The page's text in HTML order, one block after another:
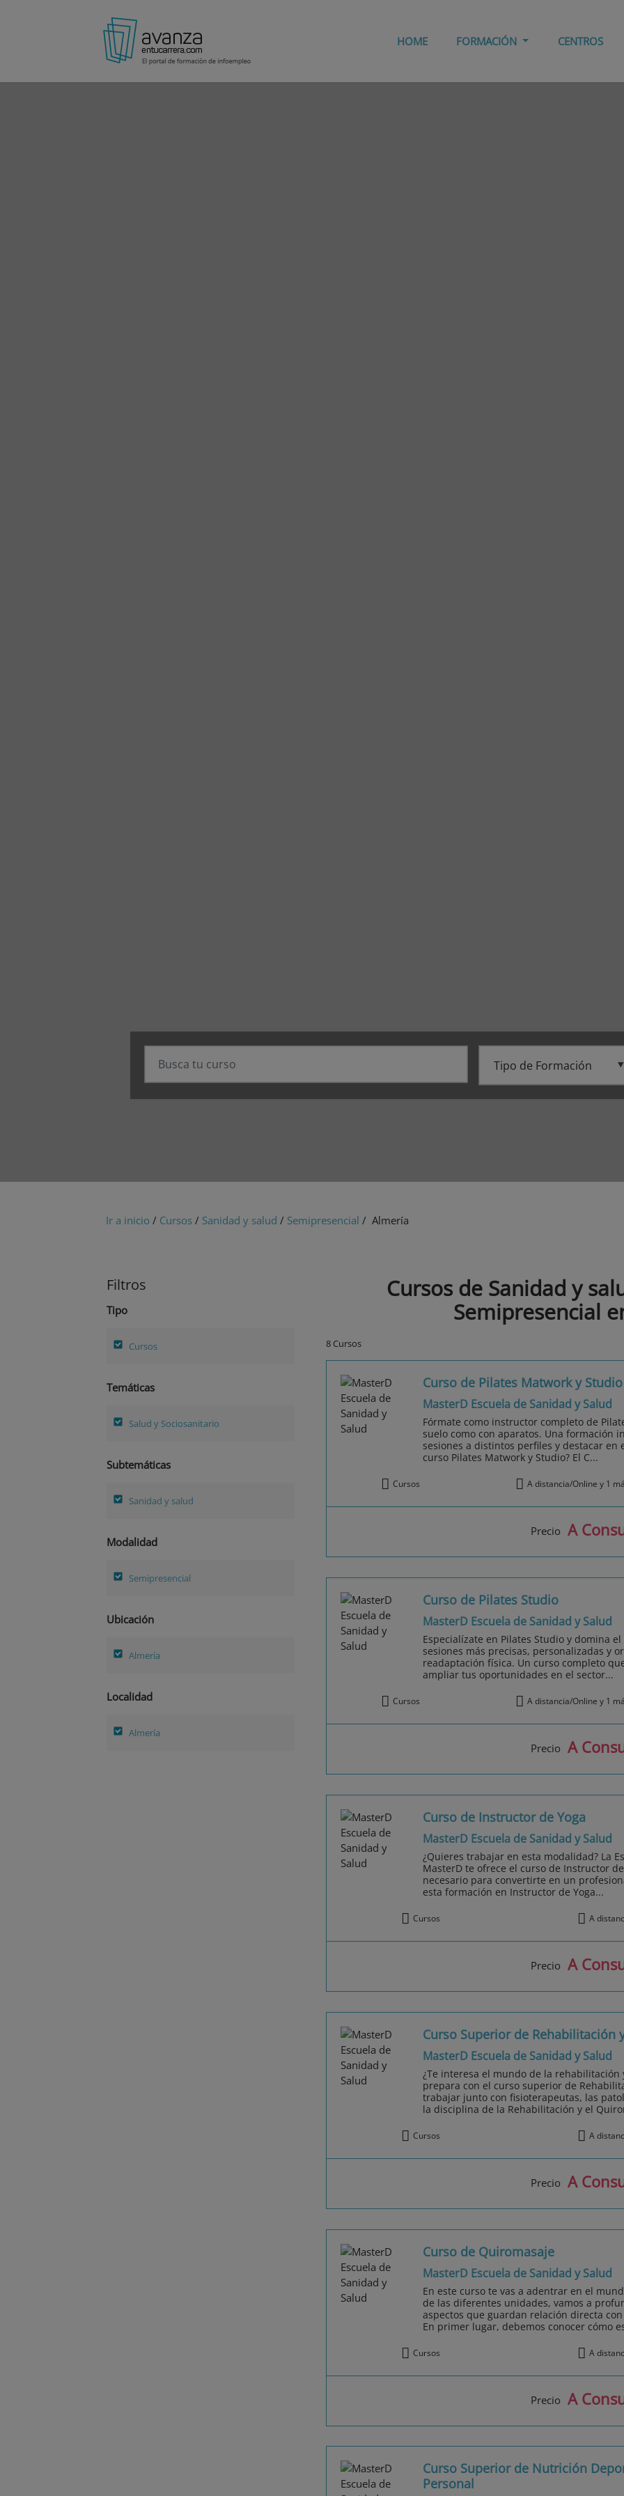
HOME FORMACIÓN CENTROS
Ir a inicio / Cursos / Sanidad y salud / Semipresencial / Almería
Filtros
Tipo
Cursos
Temáticas
Salud y Sociosanitario
Subtemáticas
Sanidad y salud
Modalidad
Semipresencial
Ubicación
Almería
Localidad
Almería
Cursos de Sanidad y
Semipresencial
8 Cursos
Curso de Pilates Matwork y Studio
MasterD Escuela de Sanidad y Salud
Fórmate como instructor completo de
suelo como con aparatos. Una formación
sesiones a distintos perfiles y destacar en
curso Pilates Matwork y Studio? El C...
Cursos A distancia/Online y 1
Precio A
Curso de Pilates Studio
MasterD Escuela de Sanidad y Salud
Especialízate en Pilates Studio y domina
sesiones más precisas, personalizadas y
readaptación física. Un curso completo
ampliar tus oportunidades en el sector...
Cursos A distancia/Online y 1
Precio A
Curso de Instructor de Yoga
MasterD Escuela de Sanidad y Salud
¿Quieres trabajar en esta modalidad? La
MasterD te ofrece el curso de Instructor
necesario para convertirte en un
esta formación en Instructor de Yoga...
Cursos A
Precio A
Curso Superior de Rehabilitación
MasterD Escuela de Sanidad y Salud
¿Te interesa el mundo de la
prepara con el curso superior de
trabajar junto con fisioterapeutas, las
la disciplina de la Rehabilitación y el
Cursos A
Precio A
Curso de Quiromasaje
MasterD Escuela de Sanidad y Salud
En este curso te vas a adentrar en el
de las diferentes unidades, vamos a
aspectos que guardan relación directa
En primer lugar, debemos conocer cómo
Cursos A
Precio A
Curso Superior de Nutrición
Personal